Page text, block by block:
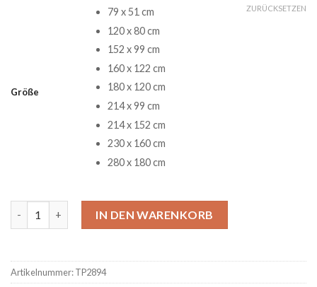
Größe
79 x 51 cm
120 x 80 cm
152 x 99 cm
160 x 122 cm
180 x 120 cm
214 x 99 cm
214 x 152 cm
230 x 160 cm
280 x 180 cm
ZURÜCKSETZEN
IN DEN WARENKORB
Artikelnummer:TP2894